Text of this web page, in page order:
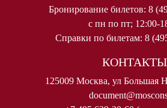
Бронирование билетов: 8
с пн по пт; 12:00-
Справки по билетам: 8
КОНТАКТЫ
125009 Москва, ул Большая